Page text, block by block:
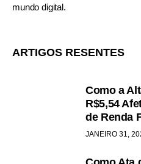
mundo digital.
ARTIGOS RESENTES
Como a
R$5,54
de Renda
JANEIRO 31,